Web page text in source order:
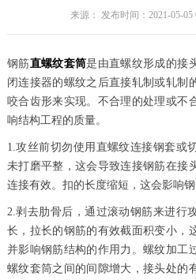
来源： 发布时间：2021-05-05
钢筋直螺纹套筒是由直螺纹形成的接
闭连接器的螺纹之后直接轧制或轧制
咬合齿形来实现。不合理的处理或不
响结构工程的质量。
1.攻丝前切勿使用直螺纹连接钢套或
未打磨平整，这会导致连接钢筋在接
连接有效。扣的长度缩短，这会影响钢
2.剥去肋骨后，通过滚动钢筋来进行
长，拉长的钢筋的有效截面积变小，
并影响钢筋结构的作用力。螺纹加工
螺纹套筒之间的间隙增大，接头处的